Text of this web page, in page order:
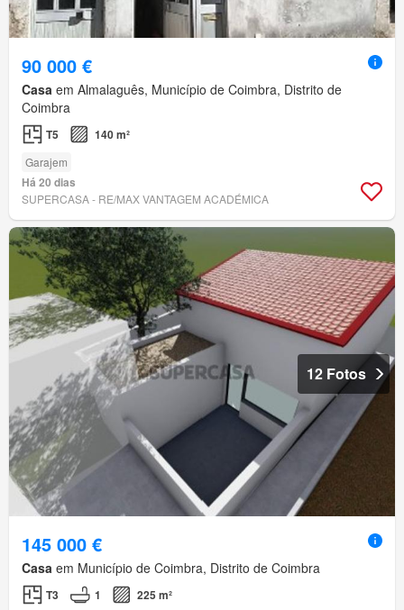
90 000 €
Casa em Almalaguês, Município de Coimbra, Distrito de
Coimbra
T5 140 m²
Garajem
Há 20 dias
SUPERCASA - RE/MAX VANTAGEM ACADÉMICA
12 Fotos
145 000 €
Casa em Município de Coimbra, Distrito de Coimbra
T3 1
225 m²